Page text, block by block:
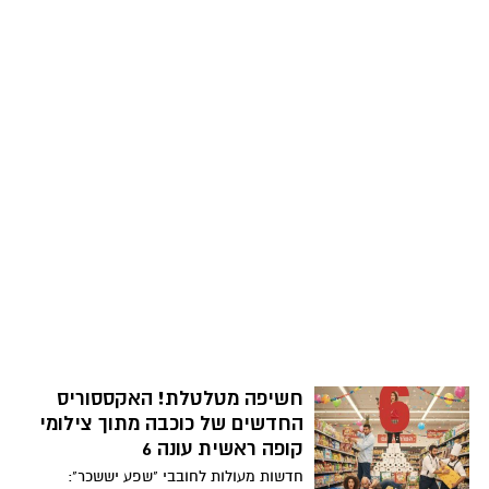
חשיפה מטלטלת! האקססוריס
החדשים של כוכבה מתוך צילומי
קופה ראשית עונה 6
חדשות מעולות לחובבי "שפע יששכר":